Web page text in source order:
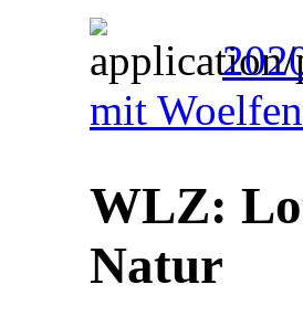
mit
WLZ:
Natur